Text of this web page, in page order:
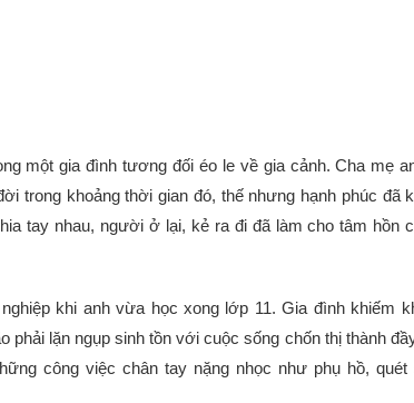
một gia đình tương đối éo le về gia cảnh. Cha mẹ
trong khoảng thời gian đó, thế nhưng hạnh phúc đã
tay nhau, người ở lại, kẻ ra đi đã làm cho tâm hồn
khi anh vừa học xong lớp 11. Gia đình khiếm
phải lặn ngụp sinh tồn với cuộc sống chốn thị thành
công việc chân tay nặng nhọc như phụ hồ,